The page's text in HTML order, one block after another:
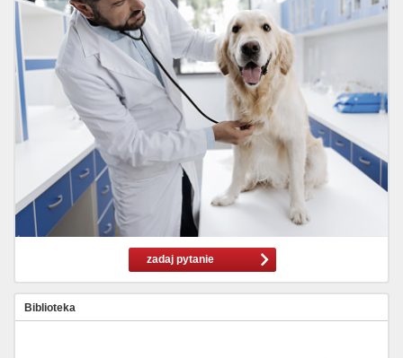
zadaj pytanie
Biblioteka